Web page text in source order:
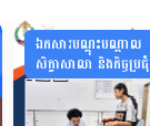
ឯកសារបណ្ដុះបណ្ដាល
សិក្ខាសាលា និងកិច្ចប្រជុំ